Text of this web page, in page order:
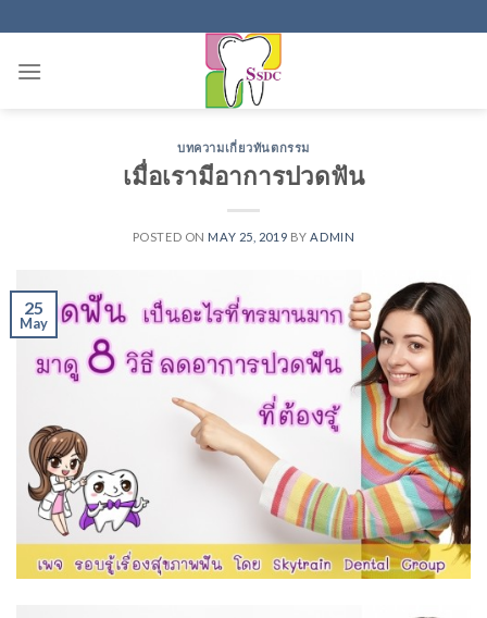
to
content
บทความเกี่ยวทันตกรรม
เมื่อเรามีอาการปวดฟัน
POSTED ON MAY 25, 2019 BY ADMIN
25
May